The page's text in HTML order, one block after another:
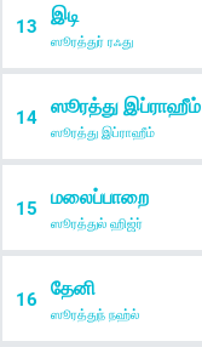
13 இடி
ஸூரத்துர் ரஃது
14 ஸூரத்து இப்ராஹீம்
ஸூரத்து இப்ராஹீம்
15 மலைப்பாறை
ஸூரத்துல் ஹிஜ்ர்
16 தேனி
ஸூரத்துந் நஹ்ல்